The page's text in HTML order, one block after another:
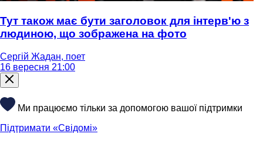
Тут також має бути заголовок для інтерв'ю з
людиною, що зображена на фото
Сергій Жадан, поет
16 вересня 21:00
Ми працюємо тільки за допомогою вашої підтримки
Підтримати «Свідомі»